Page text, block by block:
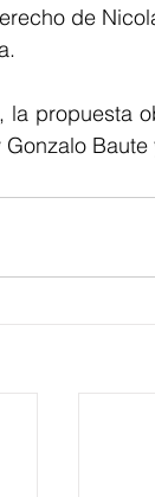
de
la propuesta